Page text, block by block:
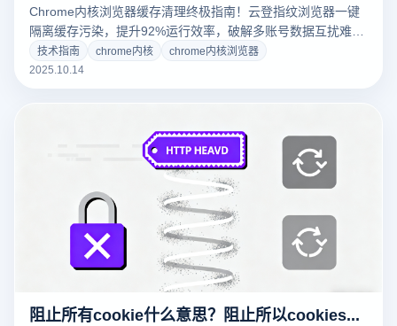
Chrome内核浏览器缓存清理终极指南！云登指纹浏览器一键
隔离缓存污染，提升92%运行效率，破解多账号数据互扰难
题。释放存储空间+守护隐私安全双效解决方案。
技术指南 chrome内核
chrome内核浏览器
2025.10.14
阻止所有cookie什么意思？阻止所以cookies是好还是坏？